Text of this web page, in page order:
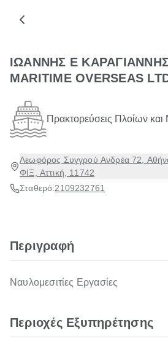
ΙΩΑΝΝΗΣ Ε
MARITIME OVERSEAS
Πρακτορεύσεις Πλοίων και
Λεωφόρος Συγγρού Ανδρέα 72,
ΦΙΞ, Αττική, 11742
Σταθερό:2109232761
Περιγραφή
Ναυλομεσιτίες Εργασίες
Περιοχές Εξυπηρέτησης